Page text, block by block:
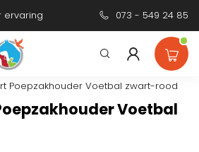
ervaring Persoonlijk
073 - 549 24 85
Poepzakhouder Voetbal zwart-rood
Voetbal